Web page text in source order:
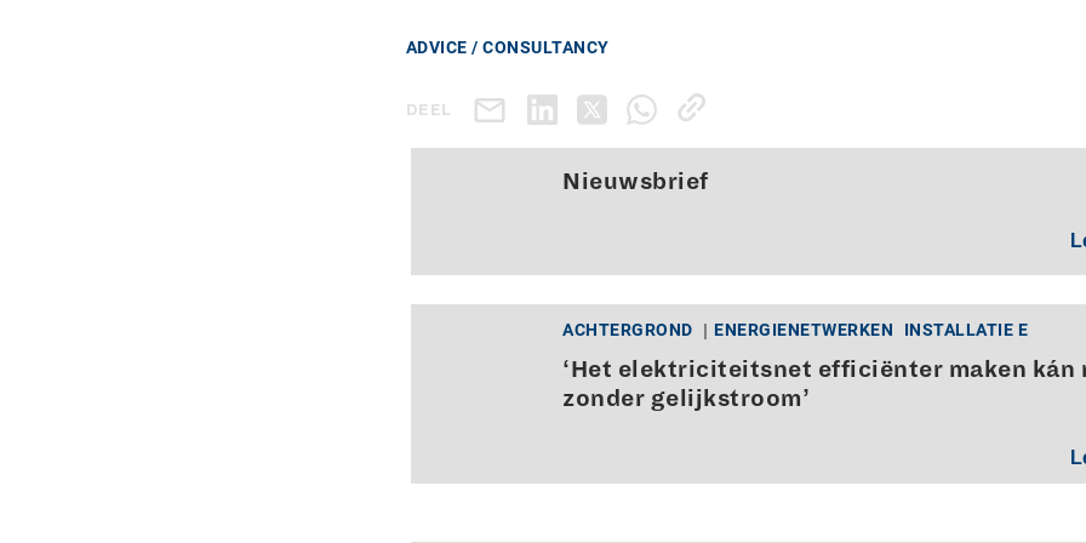
ADVICE / CONSULTANCY
DEEL
Nieuwsbrief
ACHTERGROND ENERGIENETWERKEN INSTALLATIE E
‘Het elektriciteitsnet efficiënter maken kán
zonder gelijkstroom’